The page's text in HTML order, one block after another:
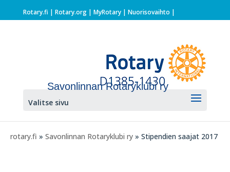
Rotary.fi | Rotary.org| MyRotary | Nuorisovaihto |
Savonlinnan Rotaryklubi ry
Valitse sivu
rotary.fi » Savonlinnan Rotaryklubi ry » Stipendien saajat 2017